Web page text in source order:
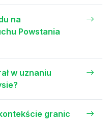
na
Powstania
w uznaniu
granic